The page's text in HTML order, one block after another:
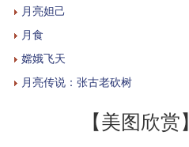
月亮妲己
月食
嫦娥飞天
月亮传说：张古老砍树
【美图欣赏】